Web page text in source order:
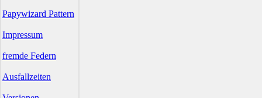
Papywizard Pattern
Impressum
fremde Federn
Ausfallzeiten